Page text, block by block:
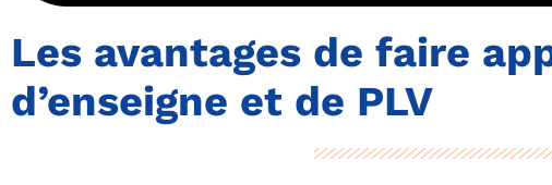
Les avantages de faire
d’enseigne et de PLV